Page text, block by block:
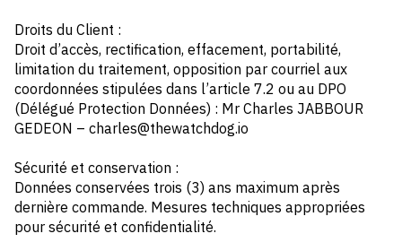
Droits du Client :
Droit d’accès, rectification, effacement, portabilité,
limitation du traitement, opposition par courriel aux
coordonnées stipulées dans l’article 7.2 ou au DPO
(Délégué Protection Données) : Mr Charles JABBOUR
GEDEON – charles@thewatchdog.io
Sécurité et conservation :
Données conservées trois (3) ans maximum après
dernière commande. Mesures techniques appropriées
pour sécurité et confidentialité.